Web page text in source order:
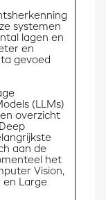
systemen
lagen en
en
gevoed
(LLMs)
overzicht
aan de
het
Vision,
en Large